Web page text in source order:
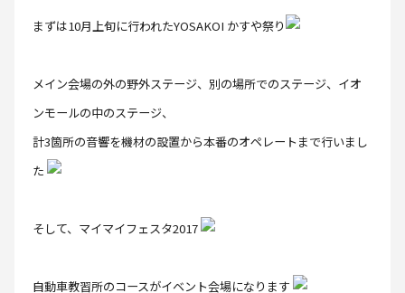
まずは10月上旬に行われたYOSAKOI かすや祭り
メイン会場の外の野外ステージ、別の場所でのステージ、イオ
ンモールの中のステージ、
計3箇所の音響を機材の設置から本番のオペレートまで行いまし
た
そして、マイマイフェスタ2017
自動車教習所のコースがイベント会場になります